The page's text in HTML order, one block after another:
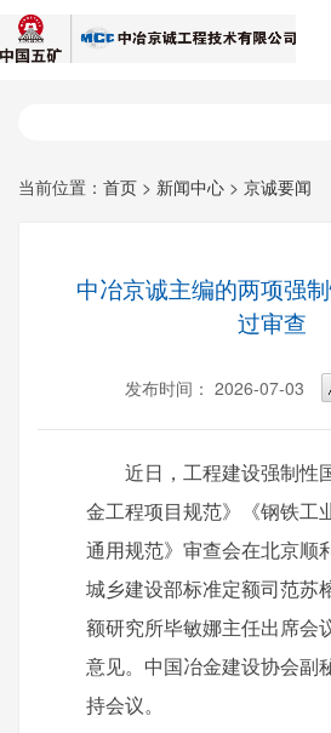
当前位置： 首页 > 新闻中心 > 京诚要闻
中冶京诚主编的两项强
过审查
发布时间： 2026-07-03
近日，工程建设强制性
金工程项目规范》《钢铁工
通用规范》审查会在北京顺
城乡建设部标准定额司范苏
额研究所毕敏娜主任出席会
意见。中国冶金建设协会副
持会议。